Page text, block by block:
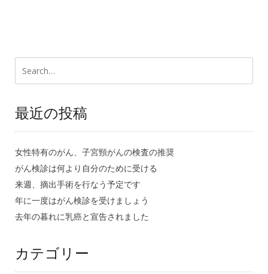
最近の投稿
女性特有のがん、子宮頸がんの検査の推奨
がん検診は何より自分のために受ける
来週、摘出手術を行なう予定です
年に一度はがん検診を受けましょう
去年の暮れに乳癌と宣告されました
カテゴリー